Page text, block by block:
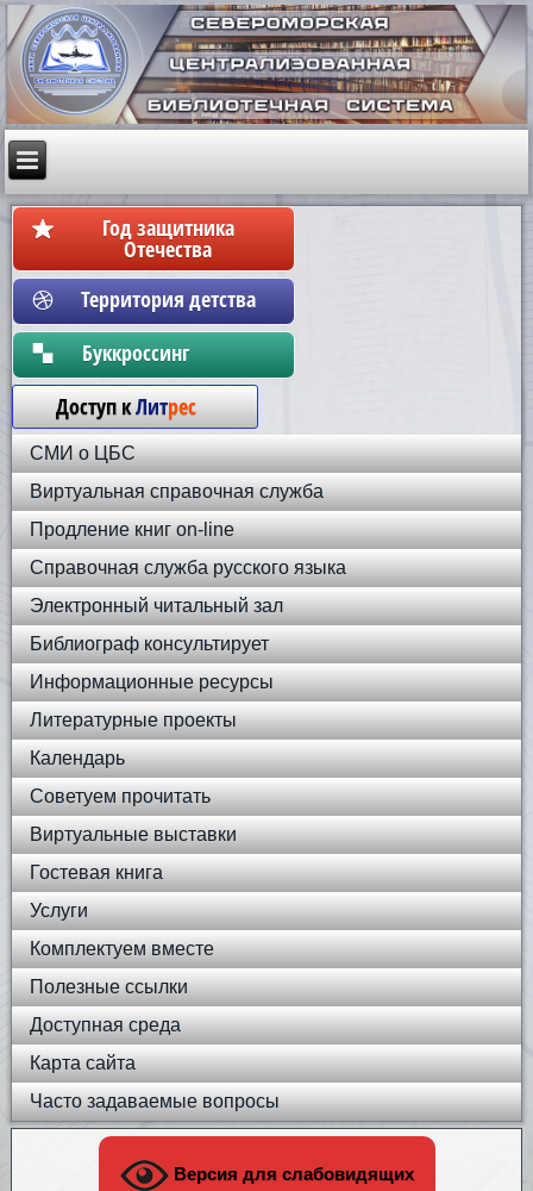
Год защитника
Отечества
Территория детства
Бyккpoccинг
Доступ кЛитрес
СМИ о ЦБС
Виртуальная справочная служба
Продление книг on-line
Справочная служба русского языка
Электронный читальный зал
Библиограф консультирует
Информационные ресурсы
Литературные проекты
Календарь
Советуем прочитать
Виртуальные выставки
Гостевая книга
Услуги
Комплектуем вместе
Полезные ссылки
Доступная среда
Карта сайта
Часто задаваемые вопросы
Версия для слабовидящих